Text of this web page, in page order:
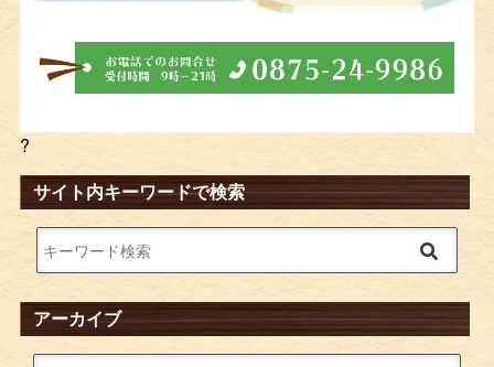
?
サイト内キーワードで検索
アーカイブ